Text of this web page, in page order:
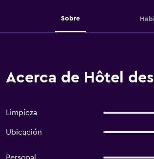
Sobre
Acerca de Hôtel
Limpieza
Ubicación